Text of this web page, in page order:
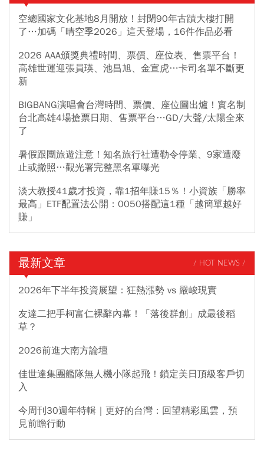
空總國家文化基地8月開放！封閉90年古蹟大樓打開
了…加碼「晴空季2026」這天登場，16件作品必看
2026 AAA頒獎典禮時間、票價、座位表、售票平台！
高雄世運迎張員瑛、池昌旭、金宣虎…卡司名單不斷更
新
BIGBANG演唱會台灣時間、票價、座位圖出爐！實名制
台北高雄4場搶票日期、售票平台…GD/大聲/太陽全來
了
暑假跟團旅遊注意！知名旅行社遭勒令停業、9家遭廢
止或撤照…觀光署完整黑名單曝光
淡大教授41歲才投資，靠1招年賺15％！小資族「勝率
最高」ETF配置法公開：0050搭配這1種「越簡單越好
賺」
最新文章 / HOT NEWS /
2026年下半年投資展望：狂熱漲勢 vs 嚴峻現實
友達二把手柯富仁裸辭內幕！「落後群創」成最後稻
草？
2026前進大南方論壇
佳世達集團艦隊無人機小隊起飛！鎖定美日頂級客戶切
入
今周刊30週年特輯｜更好的台灣：回望精彩風雲，預
見前瞻行動